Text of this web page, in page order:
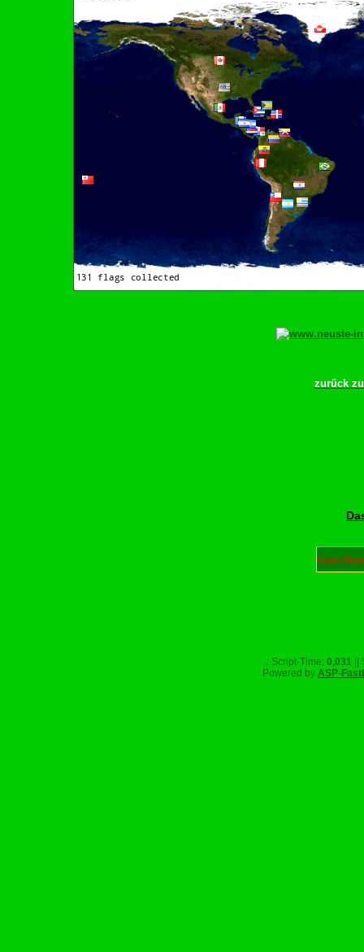
zurück
Unser
.: Script-Time: 0,031
Powered by ASP-